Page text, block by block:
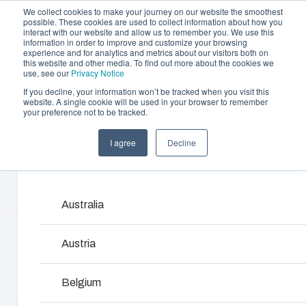
We collect cookies to make your journey on our website the smoothest
possible. These cookies are used to collect information about how you
interact with our website and allow us to remember you. We use this
information in order to improve and customize your browsing
experience and for analytics and metrics about our visitors both on
this website and other media. To find out more about the cookies we
use, see our Privacy Notice
If you decline, your information won’t be tracked when you visit this
website. A single cookie will be used in your browser to remember
your preference not to be tracked.
I agree Decline
Boîtiers et Coffrets
Notre gamme de boîtiers et de coffrets s’adapte à
Chez Fibox, nos produits sont réputés pour leur
Recherche de produits
Offre et services
Partenaires
A propos de Fibox
Australia
Austria
Belgium
Home/fr/MNX 200XH/PC 200/175 XHG
PC 200/175
XHG
6013329
Base avec joint PUR, vis de montage et couvercle avec
vis en polyamide.